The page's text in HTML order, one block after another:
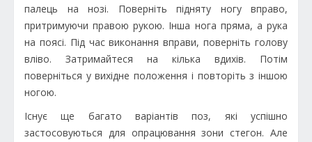
палець на нозі. Поверніть підняту ногу вправо,
притримуючи правою рукою. Інша нога пряма, а рука
на поясі. Під час виконання вправи, поверніть голову
вліво. Затримайтеся на кілька вдихів. Потім
поверніться у вихідне положення і повторіть з іншою
ногою.
Існує ще багато варіантів поз, які успішно
застосовуються для опрацювання зони стегон. Але